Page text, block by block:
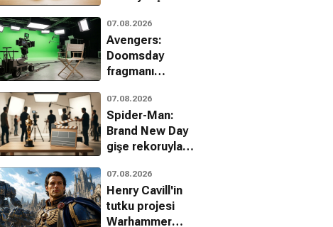
of the Ripper
Gizem, Suç
Torso
Korku, Gerilim, Gizem
07.08.2026
Avengers:
Doomsday
fragmanı
böldü
07.08.2026
Spider-Man:
Brand New Day
gişe rekoruyla
07.08.2026
Henry Cavill'in
tutku projesi
Warhammer